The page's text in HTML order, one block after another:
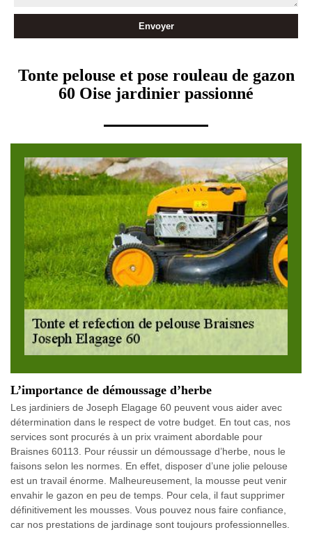
Tonte pelouse et pose rouleau de gazon
60 Oise jardinier passionné
L’importance de démoussage d’herbe
Les jardiniers de Joseph Elagage 60 peuvent vous aider avec
détermination dans le respect de votre budget. En tout cas, nos
services sont procurés à un prix vraiment abordable pour
Braisnes 60113. Pour réussir un démoussage d’herbe, nous le
faisons selon les normes. En effet, disposer d’une jolie pelouse
est un travail énorme. Malheureusement, la mousse peut venir
envahir le gazon en peu de temps. Pour cela, il faut supprimer
définitivement les mousses. Vous pouvez nous faire confiance,
car nos prestations de jardinage sont toujours professionnelles.